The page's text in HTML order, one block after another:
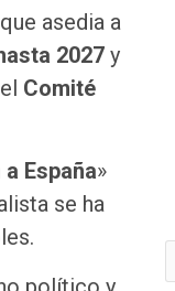
que asedia a
2027 y
Comité
España»
se ha